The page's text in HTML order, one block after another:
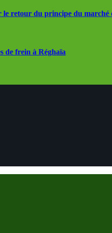
retour du principe du marché
de frein à Réghaïa